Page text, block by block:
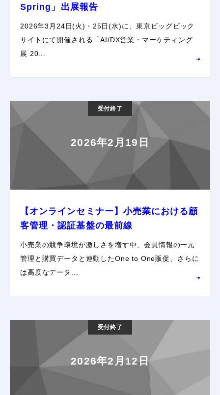
Spring」出展報告
2026年3月24日(火)・25日(水)に、東京ビッグビック
サイトにて開催される「AI/DX営業・マーケティング
展 20...
受付終了
2026年2月19日
【オンラインセミナー】小売業における顧
客管理・認証基盤の最前線
小売業の競争環境が激しさを増す中、会員情報の一元
管理と購買データと連動したOne to One販促、さらに
は高度なデータ...
受付終了
2026年2月12日